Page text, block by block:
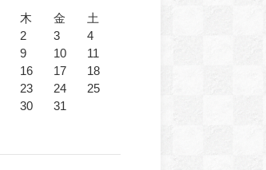
木 金
土
2 3
4
9 10
11
16 17
18
23 24
25
30 31